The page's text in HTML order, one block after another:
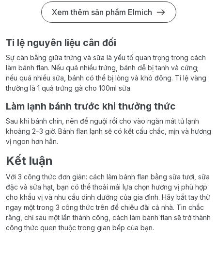
Xem thêm sản phẩm Elmich
Tỉ lệ nguyên liệu cân đối
Sự cân bằng giữa trứng và sữa là yếu tố quan trọng trong cách
làm bánh flan. Nếu quá nhiều trứng, bánh dễ bị tanh và cứng;
nếu quá nhiều sữa, bánh có thể bị lỏng và khó đông. Tỉ lệ vàng
thường là 1 quả trứng gà cho 100ml sữa.
Làm lạnh bánh trước khi thưởng thức
Sau khi bánh chín, nên để nguội rồi cho vào ngăn mát tủ lạnh
khoảng 2–3 giờ. Bánh flan lạnh sẽ có kết cấu chắc, mịn và hương
vị ngon hơn hẳn.
Kết luận
Với 3 công thức đơn giản: cách làm bánh flan bằng sữa tươi, sữa
đặc và sữa hạt, bạn có thể thoải mái lựa chọn hương vị phù hợp
cho khẩu vị và nhu cầu dinh dưỡng của gia đình. Hãy bắt tay thử
ngay một trong 3 công thức trên để chiêu đãi cả nhà. Tin chắc
rằng, chỉ sau một lần thành công, cách làm bánh flan sẽ trở thành
công thức quen thuộc trong gian bếp của bạn.